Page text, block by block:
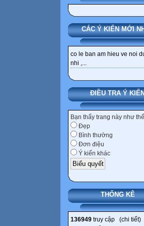
CÁC Ý KIẾN MỚI
co le ban am hieu ve noi
nhi ,...
ĐIỀU TRA Ý KIẾN
Bạn thấy trang này như
Đẹp
Bình thường
Đơn điệu
Ý kiến khác
THỐNG KÊ
136949 truy cập (chi tiết)